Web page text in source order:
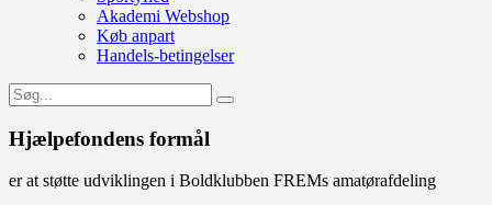
Akademi Webshop
Køb anpart
Handels-betingelser
Hjælpefondens formål
er at støtte udviklingen i Boldklubben FREMs amatørafdeling